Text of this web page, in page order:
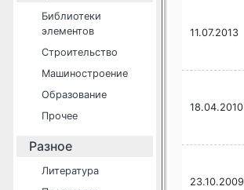
Библиотеки
элементов
Строительство
Машиностроение
Образование
Прочее
Разное
Литература
11.07.2013
18.04.2010
23.10.2009